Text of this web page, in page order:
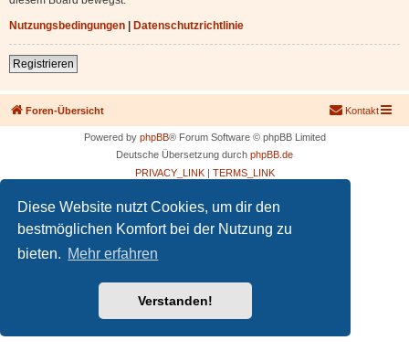
Diese Website nutzt Cookies, um dir den
bestmöglichen Komfort bei der Nutzung zu
bieten. Mehr erfahren
Verstanden!
Nutzungsbedingungen | Datenschutzrichtlinie
Registrieren
Foren-Übersicht Kontakt
Powered by phpBB® Forum Software © phpBB Limited
Deutsche Übersetzung durch phpBB.de
PRIVACY_LINK| TERMS_LINK